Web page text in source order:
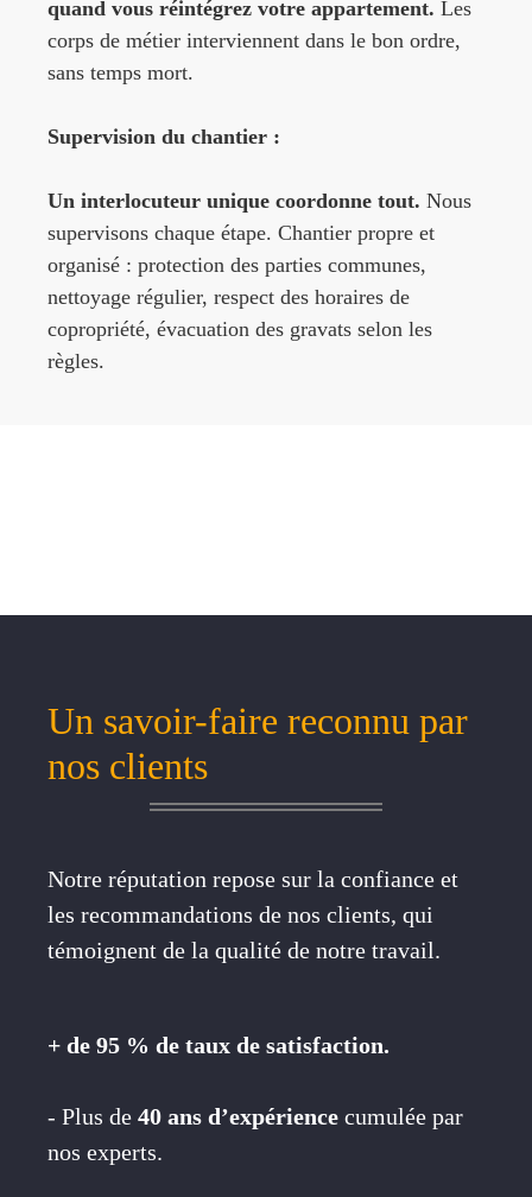
quand vous réintégrez votre appartement. Les
corps de métier interviennent dans le bon ordre,
sans temps mort.
Supervision du chantier :
Un interlocuteur unique coordonne tout. Nous
supervisons chaque étape. Chantier propre et
organisé : protection des parties communes,
nettoyage régulier, respect des horaires de
copropriété, évacuation des gravats selon les
règles.
Un savoir-faire reconnu par
nos clients
Notre réputation repose sur la confiance et
les recommandations de nos clients, qui
témoignent de la qualité de notre travail.
+ de 95 % de taux de satisfaction.
- Plus de 40 ans d’expérience cumulée par
nos experts.